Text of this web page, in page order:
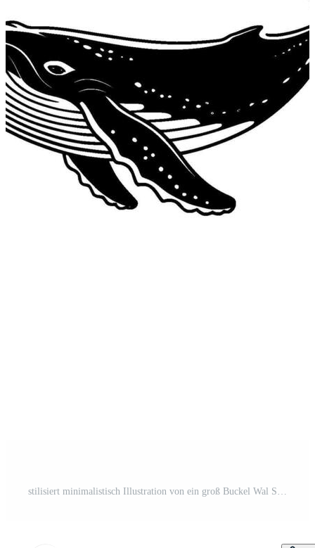
stilisiert minimalistisch Illustration von ein groß Buckel Wal Schwimmen anmutig mit Brust Flossen und Fluke Kostenloser Vektor